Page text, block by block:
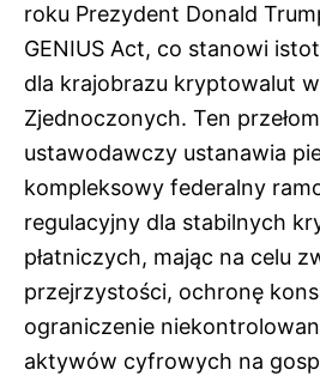
roku Prezydent Donald
GENIUS Act, co stanowi
dla krajobrazu kryptowalut
Zjednoczonych. Ten
ustawodawczy ustanawia
kompleksowy federalny
regulacyjny dla stabilnych
płatniczych, mając na celu
przejrzystości, ochronę
ograniczenie
aktywów cyfrowych na